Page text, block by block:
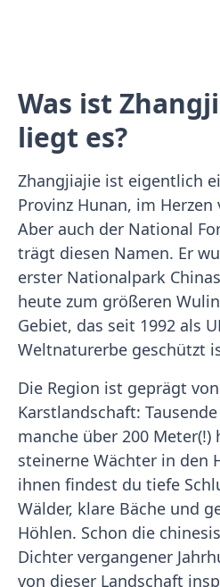
Was ist
liegt es?
Zhangjiajie ist eigentlich
Provinz Hunan, im
Aber auch der National
trägt diesen Namen. Er
erster Nationalpark
heute zum größeren
Gebiet, das seit 1992 als
Weltnaturerbe geschützt
Die Region ist geprägt
Karstlandschaft:
manche über 200 Meter(!)
steinerne Wächter in den
ihnen findest du tiefe
Wälder, klare Bäche und
Höhlen. Schon die
Dichter vergangener
von dieser Landschaft